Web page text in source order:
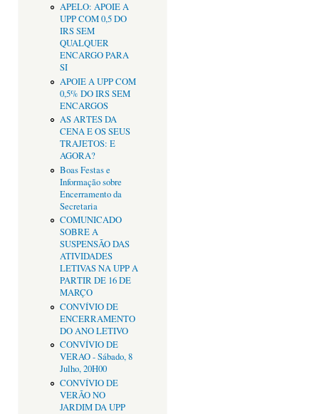
APELO: APOIE A
UPP COM 0,5 DO
IRS SEM
QUALQUER
ENCARGO PARA
SI
APOIE A UPP COM
0,5% DO IRS SEM
ENCARGOS
AS ARTES DA
CENA E OS SEUS
TRAJETOS: E
AGORA?
Boas Festas e
Informação sobre
Encerramento da
Secretaria
COMUNICADO
SOBRE A
SUSPENSÃO DAS
ATIVIDADES
LETIVAS NA UPP A
PARTIR DE 16 DE
MARÇO
CONVÍVIO DE
ENCERRAMENTO
DO ANO LETIVO
CONVÍVIO DE
VERAO - Sábado, 8
Julho, 20H00
CONVÍVIO DE
VERÃO NO
JARDIM DA UPP